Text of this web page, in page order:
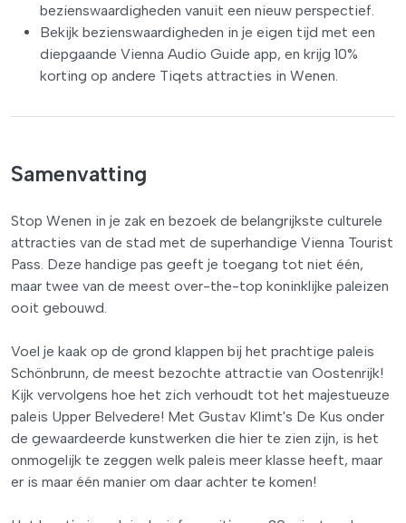
bezienswaardigheden vanuit een nieuw perspectief.
Bekijk bezienswaardigheden in je eigen tijd met een
diepgaande Vienna Audio Guide app, en krijg 10%
korting op andere Tiqets attracties in Wenen.
Samenvatting
Stop Wenen in je zak en bezoek de belangrijkste culturele
attracties van de stad met de superhandige Vienna Tourist
Pass. Deze handige pas geeft je toegang tot niet één,
maar twee van de meest over-the-top koninklijke paleizen
ooit gebouwd.
Voel je kaak op de grond klappen bij het prachtige paleis
Schönbrunn, de meest bezochte attractie van Oostenrijk!
Kijk vervolgens hoe het zich verhoudt tot het majestueuze
paleis Upper Belvedere! Met Gustav Klimt's De Kus onder
de gewaardeerde kunstwerken die hier te zien zijn, is het
onmogelijk te zeggen welk paleis meer klasse heeft, maar
er is maar één manier om daar achter te komen!